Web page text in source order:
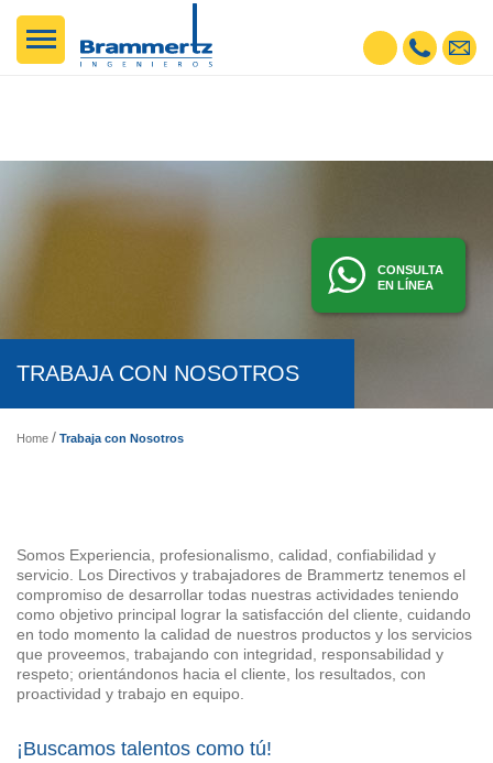
CONSULTA
EN LÍNEA
TRABAJA CON NOSOTROS
Home Trabaja con Nosotros
Somos Experiencia, profesionalismo, calidad, confiabilidad y
servicio. Los Directivos y trabajadores de Brammertz tenemos el
compromiso de desarrollar todas nuestras actividades teniendo
como objetivo principal lograr la satisfacción del cliente, cuidando
en todo momento la calidad de nuestros productos y los servicios
que proveemos, trabajando con integridad, responsabilidad y
respeto; orientándonos hacia el cliente, los resultados, con
proactividad y trabajo en equipo.
¡Buscamos talentos como tú!